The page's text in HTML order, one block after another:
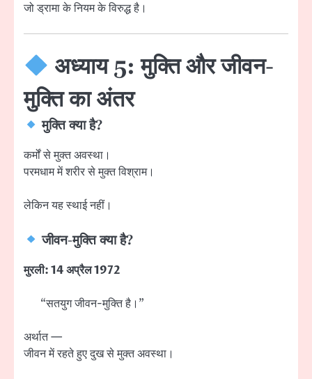
जो ड्रामा के नियम के विरुद्ध है।
अध्याय 5: मुक्ति और जीवन-
मुक्ति का अंतर
मुक्ति क्या है?
कर्मों से मुक्त अवस्था।
परमधाम में शरीर से मुक्त विश्राम।
लेकिन यह स्थाई नहीं।
जीवन-मुक्ति क्या है?
मुरली: 14 अप्रैल 1972
“सतयुग जीवन-मुक्ति है।”
अर्थात —
जीवन में रहते हुए दुख से मुक्त अवस्था।